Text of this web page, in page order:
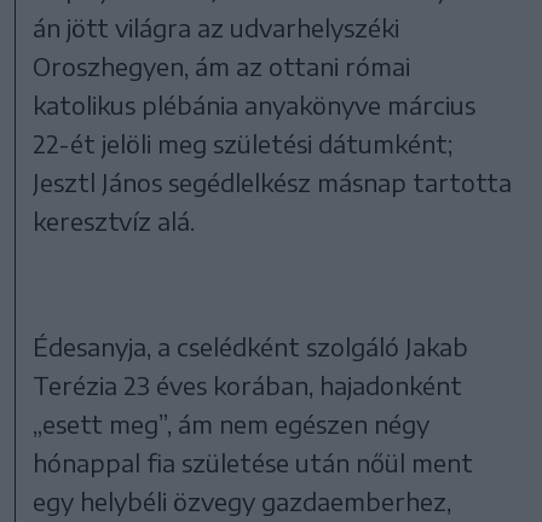
án jött világra az udvarhelyszéki
Oroszhegyen, ám az ottani római
katolikus plébánia anyakönyve március
22-ét jelöli meg születési dátumként;
Jesztl János segédlelkész másnap tartotta
keresztvíz alá.
Édesanyja, a cselédként szolgáló Jakab
Terézia 23 éves korában, hajadonként
„esett meg”, ám nem egészen négy
hónappal fia születése után nőül ment
egy helybéli özvegy gazdaemberhez,